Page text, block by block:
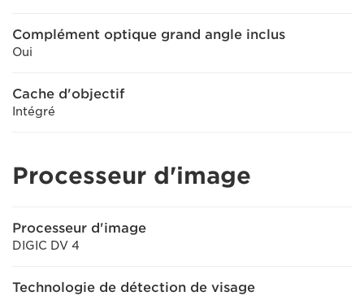
Complément optique grand angle inclus
Oui
Cache d'objectif
Intégré
Processeur d'image
Processeur d'image
DIGIC DV 4
Technologie de détection de visage